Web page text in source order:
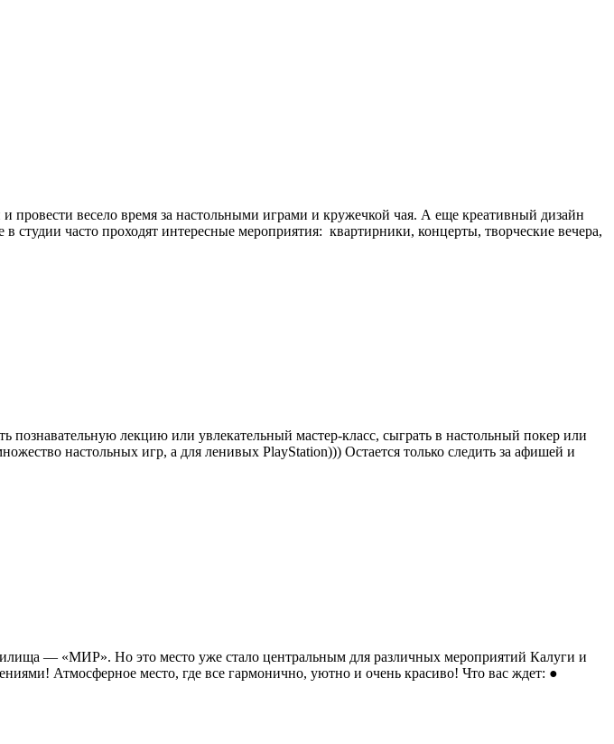
провести весело время за настольными играми и кружечкой чая. А еще креативный дизайн
часто проходят интересные мероприятия: квартирники, концерты, творческие вечера,
лекцию или увлекательный мастер-класс, сыграть в настольный покер или
настольных игр, а для ленивых PlayStation))) Остается только следить за афишей и
— «МИР». Но это место уже стало центральным для различных мероприятий Калуги и
Атмосферное место, где все гармонично, уютно и очень красиво! Что вас ждет: ●